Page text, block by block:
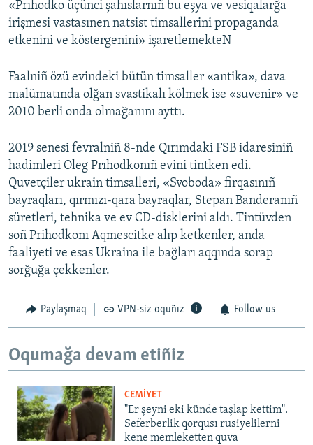
«Prıhodko üçünci şahıslarnıñ bu eşya ve vesiqalarğa
irişmesi vastasınen natsist timsallerini propaganda
etkenini ve köstergenini» işaretlemekteN
Faalniñ özü evindeki bütün timsaller «antika», dava
malümatında olğan svastikalı kölmek ise «suvenir» ve
2010 berli onda olmağanını ayttı.
2019 senesi fevralniñ 8-nde Qırımdaki FSB idaresiniñ
hadimleri Oleg Prıhodkonıñ evini tintken edi.
Quvetçiler ukrain timsalleri, «Svoboda» firqasınıñ
bayraqları, qırmızı-qara bayraqlar, Stepan Banderanıñ
süretleri, tehnika ve ev CD-disklerini aldı. Tintüvden
soñ Prihodkonı Aqmescitke alıp ketkenler, anda
faaliyeti ve esas Ukraina ile bağları aqqında sorap
sorğuğa çekkenler.
Paylaşmaq VPN-siz oquñız Follow us
Oqumağa devam etiñiz
CEMİYET
"Er şeyni eki künde taşlap kettim".
Seferberlik qorqusı rusiyelilerni
kene memleketten quva